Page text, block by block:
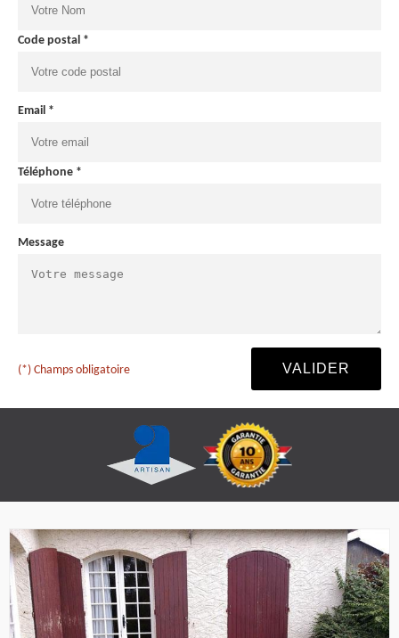
Code postal *
Email *
Téléphone *
Message
(*) Champs obligatoire